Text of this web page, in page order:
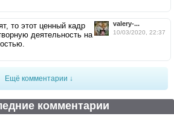
valery-...
10/03/2020, 22:37
то этот ценный кадр
деятельность на
Ещё комментарии ↓
комментарии